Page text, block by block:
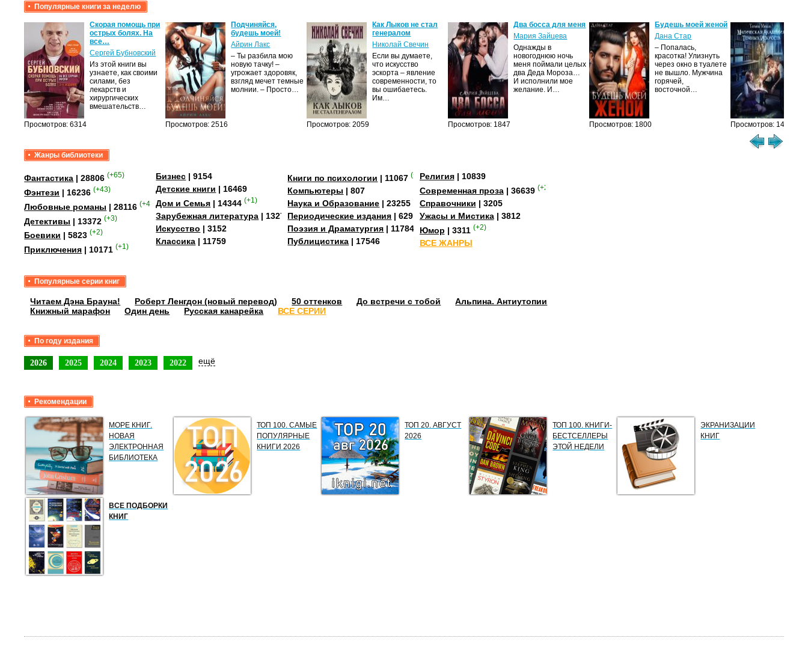
Популярные книги за неделю
Просмотров: 6314
Скорая помощь при
острых болях. На
все…
Сергей Бубновский
Из этой книги вы
узнаете, как своими
силами, без
лекарств и
хирургических
вмешательств…
Просмотров: 2516
Подчиняйся,
будешь моей!
Айрин Лакс
– Ты разбила мою
новую тачку! –
угрожает здоровяк,
взгляд мечет темные
молнии. – Просто…
Просмотров: 2059
Как Лыков не стал
генералом
Николай Свечин
Если вы думаете,
что искусство
эскорта – явление
современности, то
вы ошибаетесь.
Им…
Просмотров: 1847
Два босса для меня
Мария Зайцева
Однажды в
новогоднюю ночь
меня поймали целых
два Деда Мороза…
И исполнили мое
желание. И…
Просмотров: 1800
Будешь моей женой
Дана Стар
– Попалась,
красотка! Улизнуть
через окно в туалете
не вышло. Мужчина
горячей,
восточной…
Просмотров: 1462
Жанры библиотеки
Фантастика | 28806 (+65)
Фэнтези | 16236 (+43)
Любовные романы | 28116 (+41)
Детективы | 13372 (+3)
Боевики | 5823 (+2)
Приключения | 10171 (+1)
Бизнес | 9154
Детские книги | 16469
Дом и Семья | 14344 (+1)
Зарубежная литература | 13273
Искусство | 3152
Классика | 11759
Книги по психологии | 11067 (+2)
Компьютеры | 807
Наука и Образование | 23255
Периодические издания | 629
Поэзия и Драматургия | 11784
Публицистика | 17546
Религия| 10839
Современная проза| 36639 (+2)
Справочники | 3205
Ужасы и Мистика| 3812
Юмор | 3311 (+2)
ВСЕ ЖАНРЫ
Популярные серии книг
Читаем Дэна Брауна! Роберт Ленгдон (новый перевод) 50 оттенков До встречи с тобой
Альпина. Антиутопии
Книжный марафон
Один день Русская канарейка ВСЕ СЕРИИ
По году издания
2026 2025 2024 2023 2022 ещё
Рекомендации
МОРЕ КНИГ.
НОВАЯ
ЭЛЕКТРОННАЯ
БИБЛИОТЕКА
ТОП 100. САМЫЕ
ПОПУЛЯРНЫЕ
КНИГИ 2026
ТОП 20. АВГУСТ
2026
ТОП 100. КНИГИ-
БЕСТСЕЛЛЕРЫ
ЭТОЙ НЕДЕЛИ
ЭКРАНИЗАЦИИ
КНИГ
ВСЕ ПОДБОРКИ
КНИГ